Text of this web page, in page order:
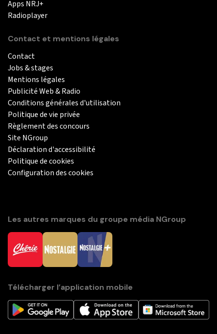
Apps NRJ+
Radioplayer
Contact et mentions légales
Contact
Jobs & stages
Mentions légales
Publicité Web & Radio
Conditions générales d'utilisation
Politique de vie privée
Règlement des concours
Site NGroup
Déclaration d'accessibilité
Politique de cookies
Configuration des cookies
Les autres marques du groupe média NGroup
Télécharger l’application mobile